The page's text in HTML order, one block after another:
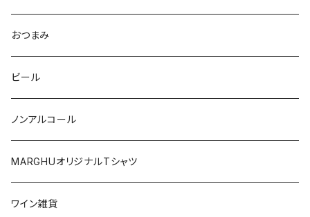
ドイツ
アルゼンチン
日本
オーストリア
南アフリカ
シチリア
オレゴン
オーストリア
チリ
オーストラリア
日本
ポルトガル
おつまみ
ビール
ノンアルコール
MARGHUオリジナルTシャツ
ワイン雑貨